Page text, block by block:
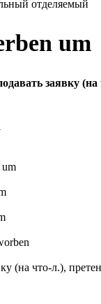
отделяемый
um
заявку
um
(на что-л.),